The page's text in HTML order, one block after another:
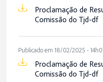
Proclamação de
Comissão do Tjd-df
Publicado em 18/02/2025 -
Proclamação de
Comissão do Tjd-df